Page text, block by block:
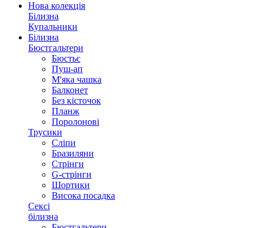
Нова колекція
Білизна
Купальники
Білизна
Бюстгальтери
Бюстьє
Пуш-ап
М'яка чашка
Балконет
Без кісточок
Планж
Поролонові
Трусики
Сліпи
Бразиляни
Стрінги
G-стрінги
Шортики
Висока посадка
Сексі
білизна